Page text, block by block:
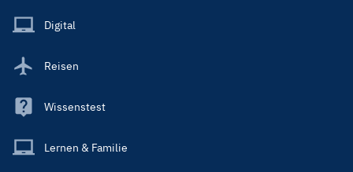
Main
Digital
Reisen
Wissenstest
Lernen & Familie